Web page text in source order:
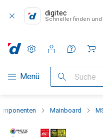
digitec
Schneller finden
Navigation nach Kategorien
Menü Suche
Einstellungen
Kundenkonto
Vergleichslisten
Merklisten
Warenkorb
Mainboard